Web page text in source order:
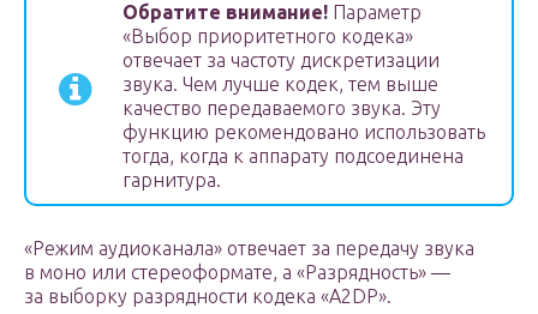
Обратите внимание! Параметр
«Выбор приоритетного кодека»
отвечает за частоту дискретизации
звука. Чем лучше кодек, тем выше
качество передаваемого звука. Эту
функцию рекомендовано использовать
тогда, когда к аппарату подсоединена
гарнитура.
«Режим аудиоканала» отвечает за передачу звука
в моно или стереоформате, а «Разрядность» —
за выборку разрядности кодека «A2DP».